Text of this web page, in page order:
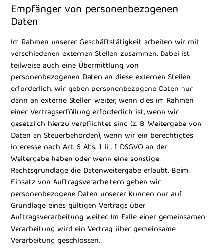
Empfänger von personenbezogenen
Daten
Im Rahmen unserer Geschäftstätigkeit arbeiten wir mit
verschiedenen externen Stellen zusammen. Dabei ist
teilweise auch eine Übermittlung von
personenbezogenen Daten an diese externen Stellen
erforderlich. Wir geben personenbezogene Daten nur
dann an externe Stellen weiter, wenn dies im Rahmen
einer Vertragserfüllung erforderlich ist, wenn wir
gesetzlich hierzu verpflichtet sind (z. B. Weitergabe von
Daten an Steuerbehörden), wenn wir ein berechtigtes
Interesse nach Art. 6 Abs. 1 lit. f DSGVO an der
Weitergabe haben oder wenn eine sonstige
Rechtsgrundlage die Datenweitergabe erlaubt. Beim
Einsatz von Auftragsverarbeitern geben wir
personenbezogene Daten unserer Kunden nur auf
Grundlage eines gültigen Vertrags über
Auftragsverarbeitung weiter. Im Falle einer gemeinsamen
Verarbeitung wird ein Vertrag über gemeinsame
Verarbeitung geschlossen.